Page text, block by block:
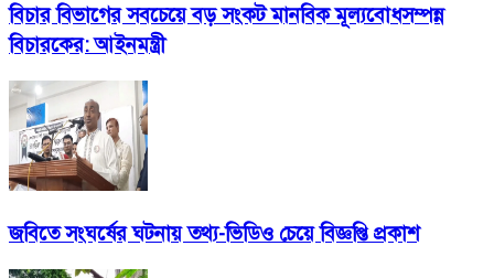
বিচার বিভাগের সবচেয়ে বড় সংকট মানবিক মূল্যবোধসম্পন্ন
বিচারকের: আইনমন্ত্রী
জবিতে সংঘর্ষের ঘটনায় তথ্য-ভিডিও চেয়ে বিজ্ঞপ্তি প্রকাশ